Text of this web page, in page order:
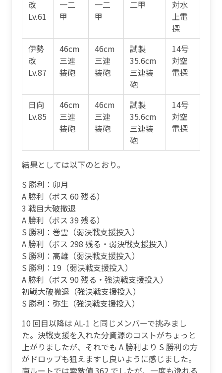
改
Lv.61
一二
甲
一二
甲
二甲
対水
上電
探
伊勢
改
Lv.87
46cm
三連
装砲
46cm
三連
装砲
試製
35.6cm
三連装
砲
14号
対空
電探
日向
Lv.85
46cm
三連
装砲
46cm
三連
装砲
試製
35.6cm
三連装
砲
14号
対空
電探
結果としては以下のとおり。
S 勝利：卯月
A 勝利（ボス 60 残る）
3 戦目大破撤退
A 勝利（ボス 39 残る）
S 勝利：巻雲（弱決戦支援投入）
A 勝利（ボス 298 残る・弱決戦支援投入）
S 勝利：高雄（弱決戦支援投入）
S 勝利：19（弱決戦支援投入）
A 勝利（ボス 90 残る・強決戦支援投入）
初戦大破撤退（強決戦支援投入）
S 勝利：弥生（強決戦支援投入）
10 回目以降は AL-1 と同じメンバーで挑みまし
た。決戦支援を入れた分資源のコストがちょっと
上がりましたが、それでも A 勝利より S 勝利の方
がドロップも狙えますし良いように感じました。
南ルートでは索敵値 362 でしたが、一度も逸れる